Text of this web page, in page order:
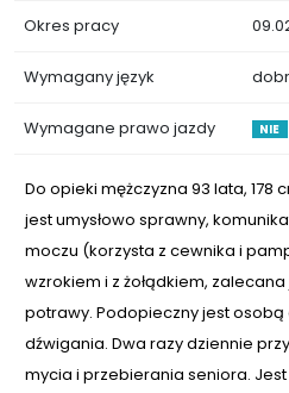
Okres pracy
Wymagany język
Wymagane prawo jazdy NIE
Do opieki mężczyzna 93 lata, 178
jest umysłowo sprawny,
moczu (korzysta z cewnika i
wzrokiem i z żołądkiem,
potrawy. Podopieczny jest osobą
dźwigania. Dwa razy dziennie
mycia i przebierania seniora. Jest